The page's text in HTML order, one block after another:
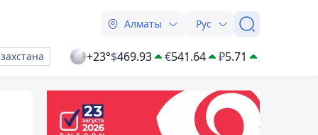
Алматы Рус
+23°$469.93 €541.64 ₽5.71